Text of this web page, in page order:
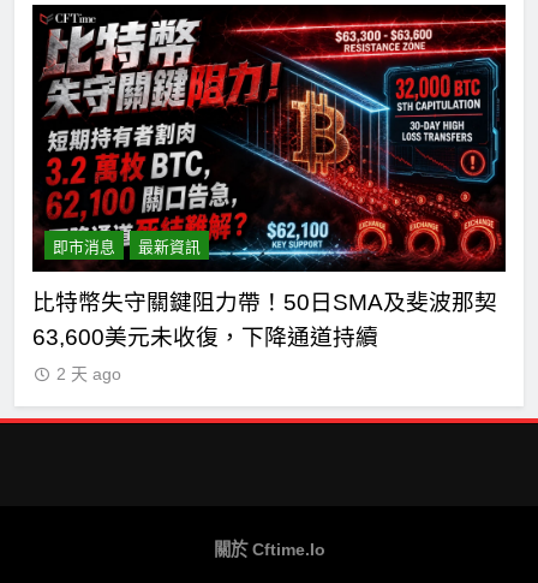
即市消息 最新資訊
比特幣失守關鍵阻力帶！50日SMA及斐波那契
63,600美元未收復，下降通道持續
2 天 ago
關於 Cftime.io